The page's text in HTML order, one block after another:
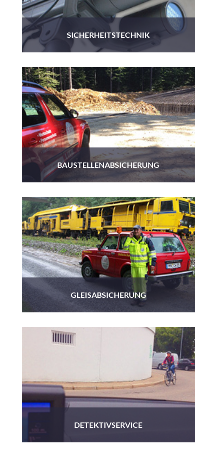
SICHERHEITSTECHNIK
BAUSTELLENABSICHERUNG
GLEISABSICHERUNG
DETEKTIVSERVICE